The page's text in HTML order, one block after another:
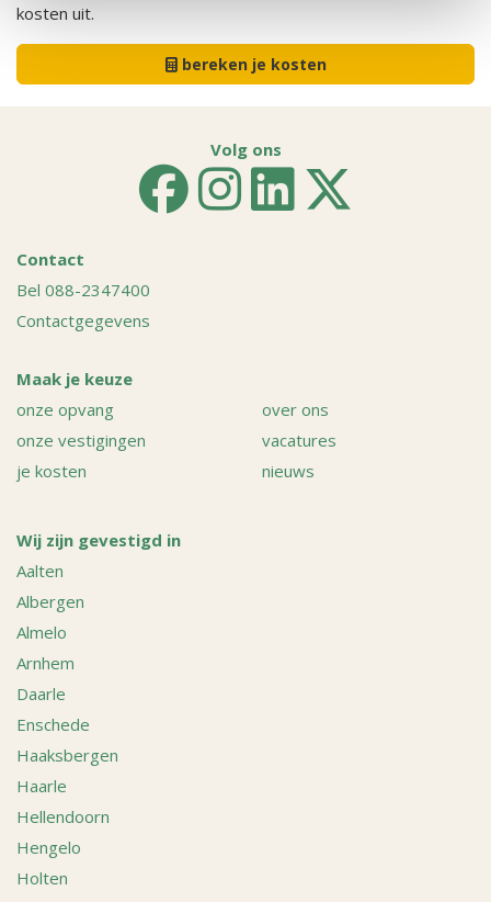
kosten uit.
bereken je kosten
Volg ons
Contact
Bel 088-2347400
Contactgegevens
Maak je keuze
onze opvang
onze vestigingen
je kosten
over ons
vacatures
nieuws
Wij zijn gevestigd in
Aalten
Albergen
Almelo
Arnhem
Daarle
Enschede
Haaksbergen
Haarle
Hellendoorn
Hengelo
Holten